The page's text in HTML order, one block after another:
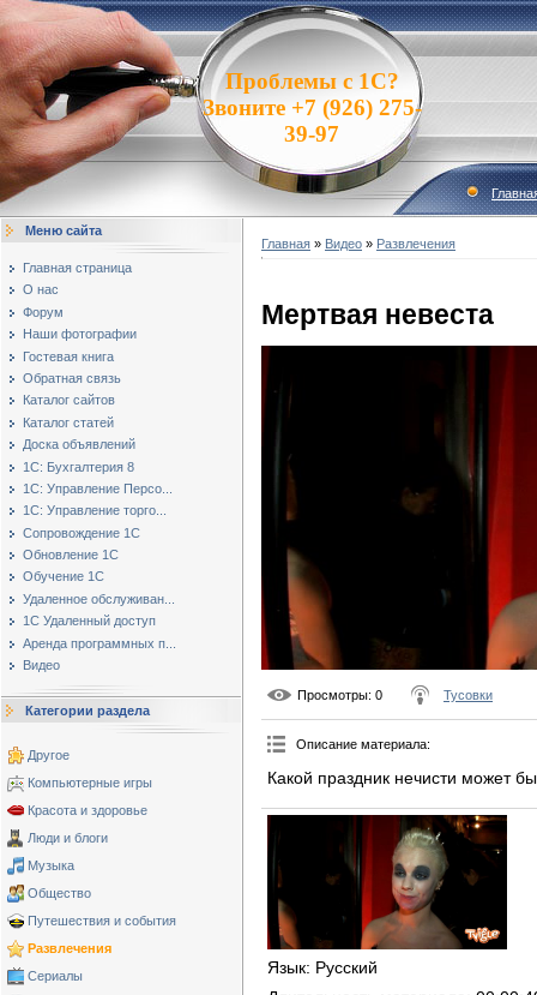
Проблемы с 1С?
Звоните +7 (926) 275-
39-97
Меню сайта
Главная страница
О нас
Форум
Наши фотографии
Гостевая книга
Обратная связь
Каталог сайтов
Каталог статей
Доска объявлений
1С: Бухгалтерия 8
1С: Управление Персо...
1С: Управление торго...
Сопровождение 1С
Обновление 1С
Обучение 1С
Удаленное обслуживан...
1С Удаленный доступ
Аренда программных п...
Видео
Категории раздела
Другое
Компьютерные игры
Красота и здоровье
Люди и блоги
Музыка
Общество
Путешествия и события
Развлечения
Сериалы
Главная » Видео » Развлечения
Мертвая невеста
Просмотры: 0 Тусовки
Описание материала:
Какой праздник нечисти может
Язык: Русский